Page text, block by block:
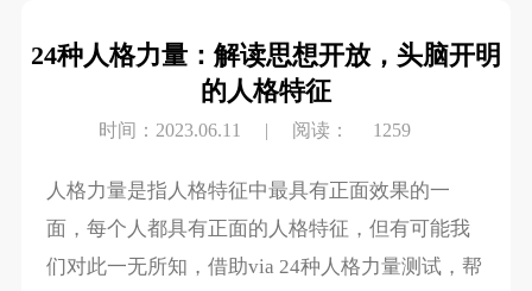
24种人格力量：解读思想开放，头脑开明
的人格特征
时间：2023.06.11 | 阅读： 1259
人格力量是指人格特征中最具有正面效果的一
面，每个人都具有正面的人格特征，但有可能我
们对此一无所知，借助via 24种人格力量测试，帮